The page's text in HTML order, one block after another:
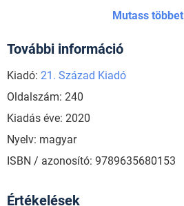
Mutass többet
További információ
Kiadó: 21. Század Kiadó
Oldalszám: 240
Kiadás éve: 2020
Nyelv: magyar
ISBN / azonosító: 9789635680153
Értékelések